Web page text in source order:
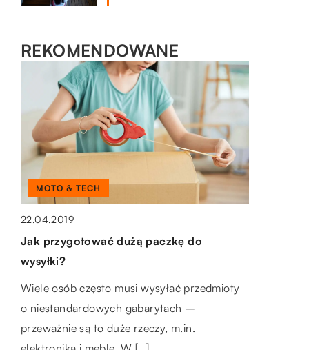
REKOMENDOWANE
LAJFSTAJL
Jakie gryzaki są bezpieczne dla
szczeniaków?
Szczenięta, jak wszystkie psy, potrzebują
gryzienia. To ich sposób na poznawanie
świata i eksplorację otoczenia. Jeśli jednak
MOTO & TECH
22.04.2019
Jak przygotować dużą paczkę do
wysyłki?
Wiele osób często musi wysyłać przedmioty
o niestandardowych gabarytach –
przeważnie są to duże rzeczy, m.in.
BUDOWLANKA
11.05.2019
Jakie są oznaki wilgoci w budynku?
Jeśli w naszym mieszkaniu unosi się
nieprzyjemny zapach stęchlizny, zwłaszcza w
łazience, powinniśmy się poważnie